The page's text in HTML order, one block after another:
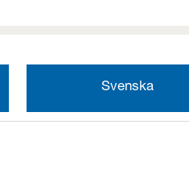
Svenska